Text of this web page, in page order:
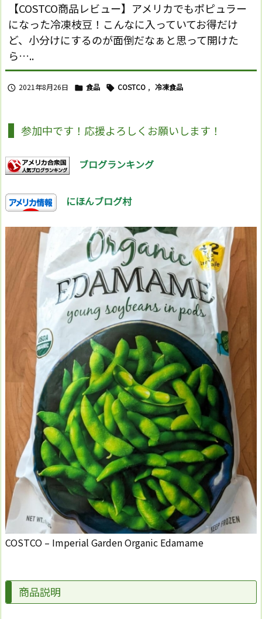
【COSTCO商品レビュー】アメリカでもポピュラー
になった冷凍枝豆！こんなに入っていてお得だけ
ど、小分けにするのが面倒だなぁと思って開けた
ら…..
 2021年8月26日  食品  COSTCO , 冷凍食品
参加中です！応援よろしくお願いします！
ブログランキング
にほんブログ村
COSTCO – Imperial Garden Organic Edamame
商品説明